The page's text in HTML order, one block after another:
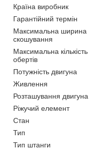
Країна виробник
Гарантійний термін
Максимальна ширина
скошування
Максимальна кількість
обертів
Потужність двигуна
Живлення
Розташування двигуна
Ріжучий елемент
Стан
Тип
Тип штанги